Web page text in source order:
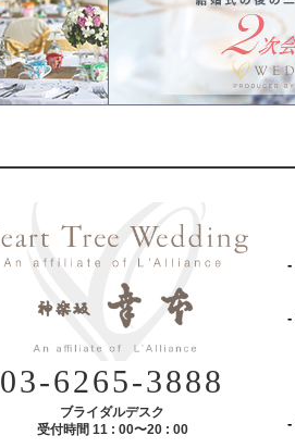
03-6265-3888
ブライダルデスク
受付時間 11 : 00〜20 : 00
-
-
-